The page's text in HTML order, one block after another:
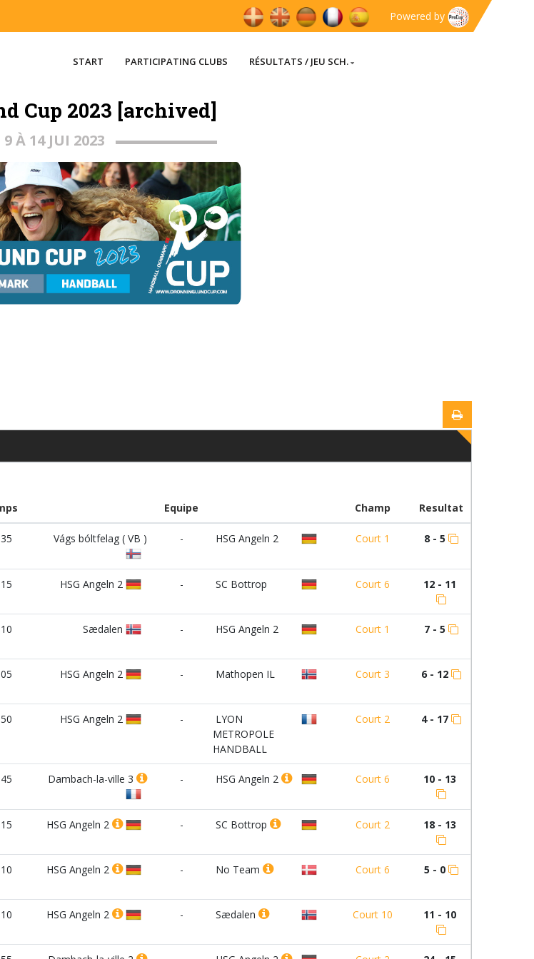
Powered by
START PARTICIPATING CLUBS RÉSULTATS / JEU SCH.
Cup 2023 [archived]
9 À 14 JUI 2023
Equipe Champ Resultat
Vágs bóltfelag ( VB ) - HSG Angeln 2 Court 1 8 - 5
HSG Angeln 2 - SC Bottrop Court 6 12 - 11
Sædalen - HSG Angeln 2 Court 1 7 - 5
HSG Angeln 2 - Mathopen IL Court 3 6 - 12
HSG Angeln 2 -
LYON
METROPOLE
HANDBALL
Court 2 4 - 17
Dambach-la-ville 3 - HSG Angeln 2 Court 6 10 - 13
HSG Angeln 2 - SC Bottrop Court 2 18 - 13
HSG Angeln 2 - No Team Court 6 5 - 0
HSG Angeln 2 - Sædalen Court 10 11 - 10